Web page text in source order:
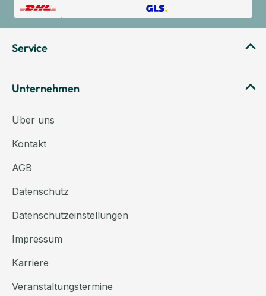
Service
Unternehmen
Über uns
Kontakt
AGB
Datenschutz
Datenschutzeinstellungen
Impressum
Karriere
Veranstaltungstermine